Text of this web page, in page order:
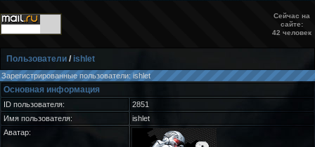
Сейчас на
сайте:
42 человек
Пользователи / ishlet
Зарегистрированные пользователи: ishlet
Основная информация
ID пользователя:
2851
Имя пользователя:
ishlet
Аватар: